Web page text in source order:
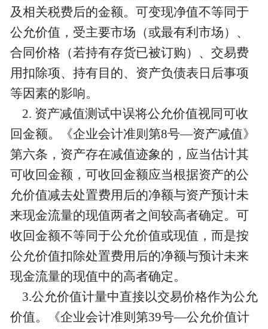
及相关税费后的金额。可变现净值不等同于
公允价值，受主要市场（或最有利市场）、
合同价格（若持有存货已被订购）、交易费
用扣除项、持有目的、资产负债表日后事项
等因素的影响。
2. 资产减值测试中误将公允价值视同可收
回金额。《企业会计准则第8号—资产减值》
第六条，资产存在减值迹象的，应当估计其
可收回金额，可收回金额应当根据资产的公
允价值减去处置费用后的净额与资产预计未
来现金流量的现值两者之间较高者确定。可
收回金额不等同于公允价值或现值，而是按
公允价值扣除处置费用后的净额与预计未来
现金流量的现值中的高者确定。
3.公允价值计量中直接以交易价格作为公允
价值。《企业会计准则第39号—公允价值计